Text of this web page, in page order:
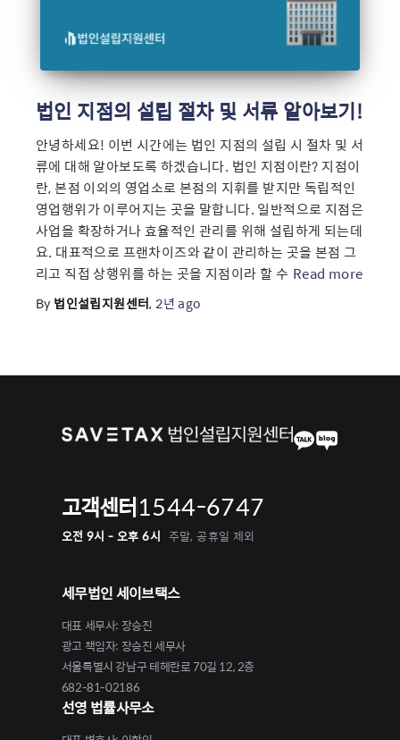
법인 지점의 설립 절차 및 서류 알아보기!
안녕하세요! 이번 시간에는 법인 지점의 설립 시 절차 및 서
류에 대해 알아보도록 하겠습니다. 법인 지점이란? 지점이
란, 본점 이외의 영업소로 본점의 지휘를 받지만 독립적인
영업행위가 이루어지는 곳을 말합니다. 일반적으로 지점은
사업을 확장하거나 효율적인 관리를 위해 설립하게 되는데
요. 대표적으로 프랜차이즈와 같이 관리하는 곳을 본점 그
리고 직접 상행위를 하는 곳을 지점이라 할 수 Read more
By 법인설립지원센터,2년 ago
고객센터1544-6747
오전 9시 - 오후 6시 주말, 공휴일 제외
세무법인 세이브택스
대표 세무사: 장승진
광고 책임자: 장승진 세무사
서울특별시 강남구 테헤란로 70길 12, 2층
682-81-02186
선영 법률사무소